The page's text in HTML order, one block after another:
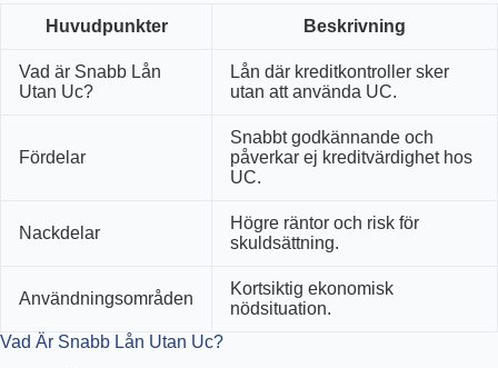
Huvudpunkter Beskrivning
Vad är Snabb Lån
Utan Uc?
Lån där kreditkontroller sker
utan att använda UC.
Fördelar
Snabbt godkännande och
påverkar ej kreditvärdighet hos
UC.
Nackdelar
Högre räntor och risk för
skuldsättning.
Användningsområden
Kortsiktig ekonomisk
nödsituation.
Vad Är Snabb Lån Utan Uc?